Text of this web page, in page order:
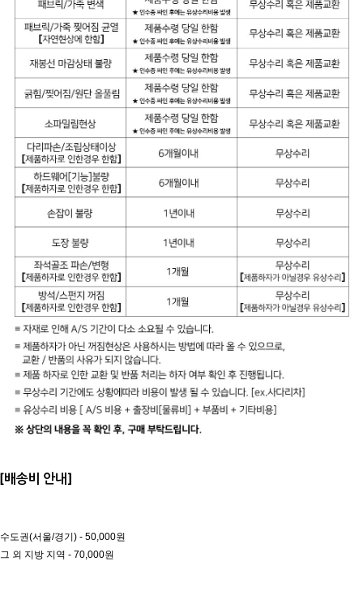
[배송비 안내]
수도권(서울/경기) - 50,000원
그 외 지방 지역 - 70,000원